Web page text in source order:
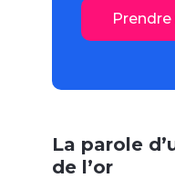
La parole
de l’or